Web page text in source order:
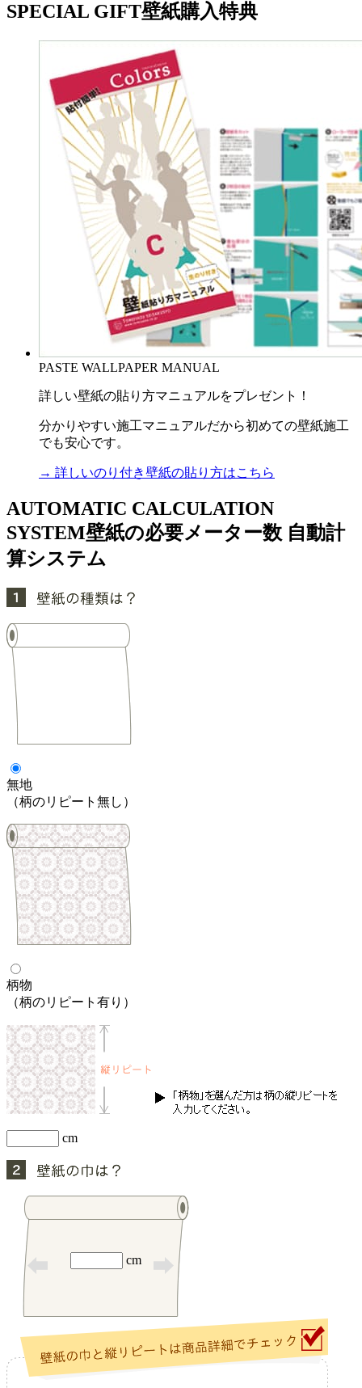
SPECIAL GIFT壁紙購入特典
PASTE WALLPAPER MANUAL
詳しい壁紙の貼り方マニュアルをプレゼント！
分かりやすい施工マニュアルだから初めての壁紙施工
でも安心です。
→ 詳しいのり付き壁紙の貼り方はこちら
AUTOMATIC CALCULATION
SYSTEM壁紙の必要メーター数 自動計
算システム
無地
（柄のリピート無し）
柄物
（柄のリピート有り）
cm
cm